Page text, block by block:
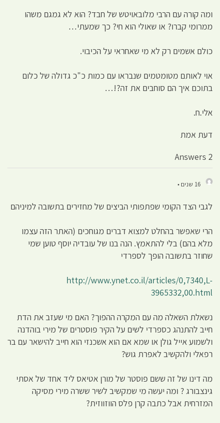
ומה קורה עם הרבי מלובאויטש של חבד? הוא לא גמגם משהו
ממרומי קברו? או שאולי הוא חי? כך שמעתי…
כולם אשמים רק לא מי שאחראי על הכיבוי.
אוי לאותם מטומטמים שנבראו עם כמות כ"כ גדולה של כלום
בתוכם איך הם סוחבים את זה?!…
אלי.ח.
דעת אמת
2 Answers
16 שנים •
לגבי הצד הקומי שפתפותי הביצים של מחזירים בתשובה למיניהם
הרי שאפשר בהחלט למצוא דברים מגוחכים (האתר הזה עצמו
מלא בהם) בלי להתאמץ. הנה בנו של עובדיה יוסף טוען שמי
שחוזר בתשובה הופך לספרדי
http://www.ynet.co.il/articles/0,7340,L-
3965332,00.html
נשאלת השאלה מה עם המקרה ההפוך? האם מי שעזב את הדת
חייב להתנהג כספרדי לשים על הקיר פוסטרים של מירי בוהדנה
ולשמוע אייל גולן או שמא אם הוא אשכנזי הוא חייב להישאר עם בר
רפאלי ולהקשיב לאפרת גוש?
מה דינו של זה ששם פוסטר של מורן אטיאס ליד אחד של אסתי
גינצבורג ? ומה יעשה מי שמקשיב לשיר ששרה מירי מסיקה
המזרחית אבל כתבה קרן פלס הווזווזית?